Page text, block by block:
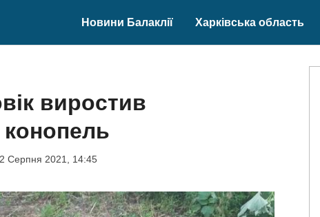
Новини Балаклії Харківська область
виростив
конопель
Серпня 2021, 14:45